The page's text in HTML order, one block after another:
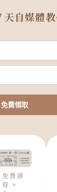
天自媒體
免費領取
免費課
程 ×